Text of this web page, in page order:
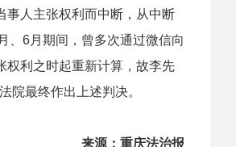
人主张权利而中断，从中断
、6月期间，曾多次通过微信向
权利之时起重新计算，故李先
院最终作出上述判决。
来源：重庆法治报